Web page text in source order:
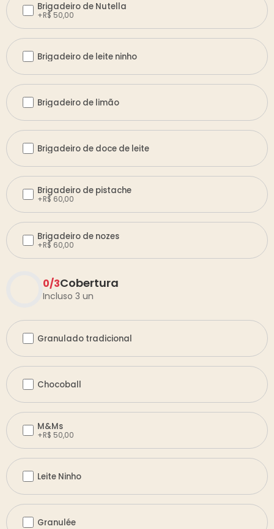
Brigadeiro de Nutella
+R$ 50,00
Brigadeiro de leite ninho
Brigadeiro de limão
Brigadeiro de doce de leite
Brigadeiro de pistache
+R$ 60,00
Brigadeiro de nozes
+R$ 60,00
0/3Cobertura
Incluso 3 un
Granulado tradicional
Chocoball
M&Ms
+R$ 50,00
Leite Ninho
Granulée